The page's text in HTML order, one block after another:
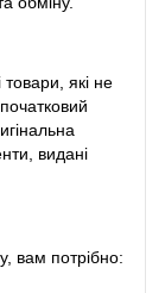
товари, які не
видані
вам потрібно: